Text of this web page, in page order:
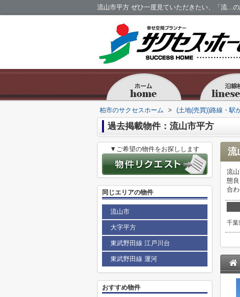
流山市平方 ぜひ一度見ていただきたい、「流...
柏市のサクセスホーム > (土地(売買))路線・駅
過去掲載物件：流山市平方
流
流
態
合
千葉
▼ご希望の物件をお探しします
同じエリアの物件
流山市
大字平方
東武野田線 江戸川台
東武野田線 運河
おすすめ物件